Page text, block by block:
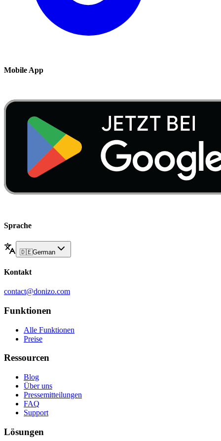
Mobile App
Sprache
🇩🇪German
Kontakt
contact@donizo.com
Funktionen
Alle Funktionen
Preise
Ressourcen
Blog
Über uns
Pressemitteilungen
FAQ
Support
Lösungen